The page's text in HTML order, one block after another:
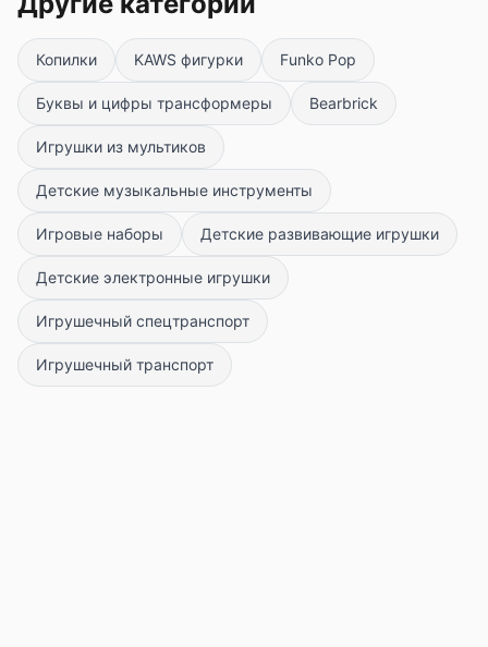
Копилки KAWS фигурки Funko Pop
Буквы и цифры трансформеры Bearbrick
Игрушки из мультиков
Детские музыкальные инструменты
Игровые наборы Детские развивающие игрушки
Детские электронные игрушки
Игрушечный спецтранспорт
Игрушечный транспорт